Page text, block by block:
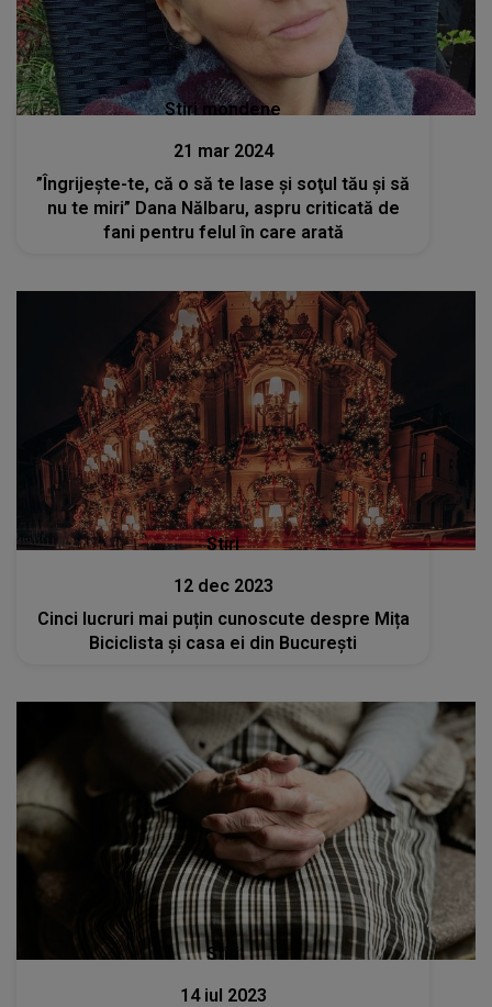
Stiri mondene
21 mar 2024
”Îngrijește-te, că o să te lase şi soţul tău şi să
nu te miri” Dana Nălbaru, aspru criticată de
fani pentru felul în care arată
Stiri
12 dec 2023
Cinci lucruri mai puțin cunoscute despre Mița
Biciclista și casa ei din București
Stiri
14 iul 2023